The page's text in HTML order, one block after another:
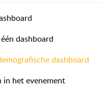
dashboard
dashboard
in het evenement